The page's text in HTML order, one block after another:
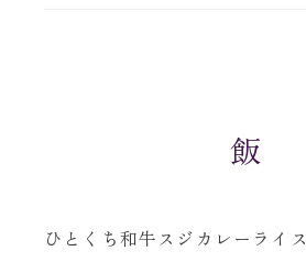
飯
ひとくち和牛スジカレーライス